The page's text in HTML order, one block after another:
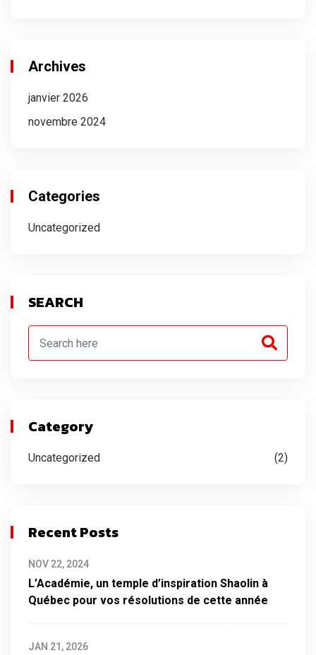
Archives
janvier 2026
novembre 2024
Categories
Uncategorized
SEARCH
Category
Uncategorized (2)
Recent Posts
NOV 22, 2024
L’Académie, un temple d’inspiration Shaolin à
Québec pour vos résolutions de cette année
JAN 21, 2026